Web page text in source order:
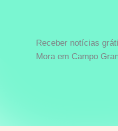
Receber notícias
Mora em Campo